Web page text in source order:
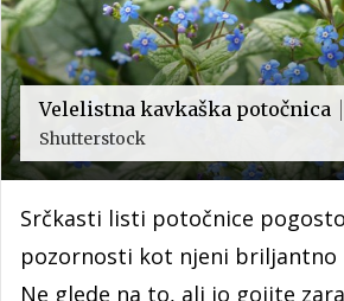
Velelistna kavkaška potočnica
Shutterstock
Srčkasti listi potočnice
pozornosti kot njeni briljantno
Ne glede na to, ali jo gojite